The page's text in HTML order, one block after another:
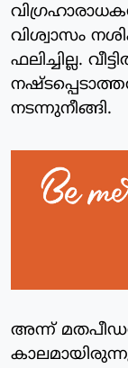
വിശ്വാസം
ഫലിച്ചില്ല.
നടന്നുനീങ്ങി.
അന്ന്